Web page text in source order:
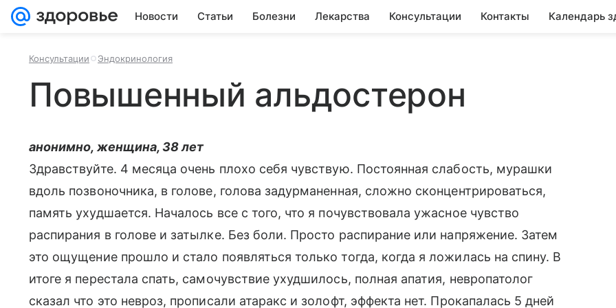
Новости Статьи Болезни Лекарства Консультации Контакты Календарь
Консультации Эндокринология
Повышенный альдостерон
анонимно, женщина, 38 лет
Здравствуйте. 4 месяца очень плохо себя чувствую. Постоянная слабость, мурашки
вдоль позвоночника, в голове, голова задурманенная, сложно сконцентрироваться,
память ухудшается. Началось все с того, что я почувствовала ужасное чувство
распирания в голове и затылке. Без боли. Просто распирание или напряжение. Затем
это ощущение прошло и стало появляться только тогда, когда я ложилась на спину. В
итоге я перестала спать, самочувствие ухудшилось, полная апатия, невропатолог
сказал что это невроз, прописали атаракс и золофт, эффекта нет. Прокапалась 5 дней